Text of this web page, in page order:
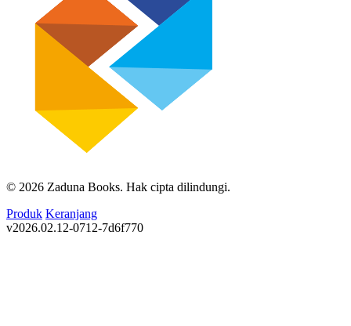
© 2026 Zaduna Books. Hak cipta dilindungi.
Produk Keranjang
v2026.02.12-0712-7d6f770